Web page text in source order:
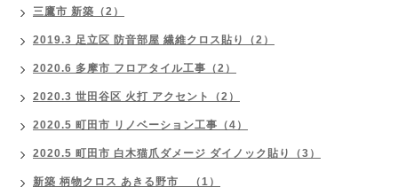
三鷹市 新築（2）
2019.3 足立区 防音部屋 繊維クロス貼り（2）
2020.6 多摩市 フロアタイル工事（2）
2020.3 世田谷区 火打 アクセント（2）
2020.5 町田市 リノベーション工事（4）
2020.5 町田市 白木猫爪ダメージ ダイノック貼り（3）
新築 柄物クロス あきる野市 （1）